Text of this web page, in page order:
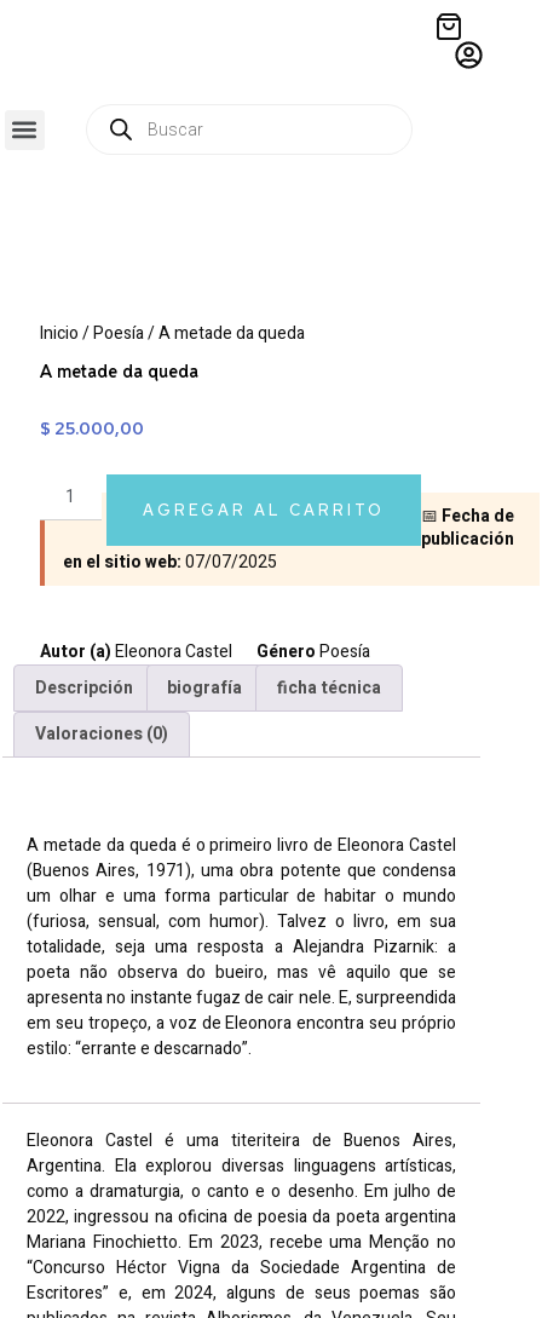
Inicio/Poesía/ A metade da queda
A metade da queda
$ 25.000,00
AGREGAR AL CARRITO 📅 Fecha de
publicación
en el sitio web:07/07/2025
Autor (a)Eleonora Castel GéneroPoesía
Descripción
biografía
ficha técnica
Valoraciones (0)
A metade da queda é o primeiro livro de Eleonora Castel
(Buenos Aires, 1971), uma obra potente que condensa
um olhar e uma forma particular de habitar o mundo
(furiosa, sensual, com humor). Talvez o livro, em sua
totalidade, seja uma resposta a Alejandra Pizarnik: a
poeta não observa do bueiro, mas vê aquilo que se
apresenta no instante fugaz de cair nele. E, surpreendida
em seu tropeço, a voz de Eleonora encontra seu próprio
estilo: “errante e descarnado”.
Eleonora Castel é uma titeriteira de Buenos Aires,
Argentina. Ela explorou diversas linguagens artísticas,
como a dramaturgia, o canto e o desenho. Em julho de
2022, ingressou na oficina de poesia da poeta argentina
Mariana Finochietto. Em 2023, recebe uma Menção no
“Concurso Héctor Vigna da Sociedade Argentina de
Escritores” e, em 2024, alguns de seus poemas são